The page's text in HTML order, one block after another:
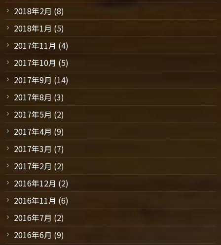
2018年2月 (8)
2018年1月 (5)
2017年11月 (4)
2017年10月 (5)
2017年9月 (14)
2017年8月 (3)
2017年5月 (2)
2017年4月 (9)
2017年3月 (7)
2017年2月 (2)
2016年12月 (2)
2016年11月 (6)
2016年7月 (2)
2016年6月 (9)